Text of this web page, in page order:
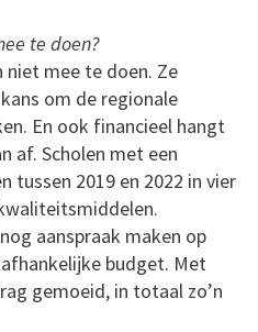
te doen?
niet mee te doen. Ze
om de regionale
En ook financieel hangt
af. Scholen met een
tussen 2019 en 2022 in vier
aanspraak maken op
budget. Met
gemoeid, in totaal zo’n